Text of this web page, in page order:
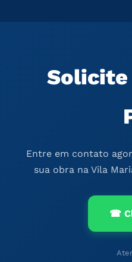
Solicite
Entre em contato
sua obra na Vila
☎